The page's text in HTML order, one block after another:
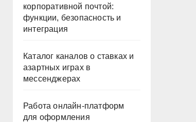
корпоративной почтой:
функции, безопасность и
интеграция
Каталог каналов о ставках и
азартных играх в
мессенджерах
Работа онлайн‑платформ
для оформления